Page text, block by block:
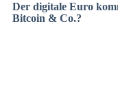
Der digitale Euro
Bitcoin & Co.?